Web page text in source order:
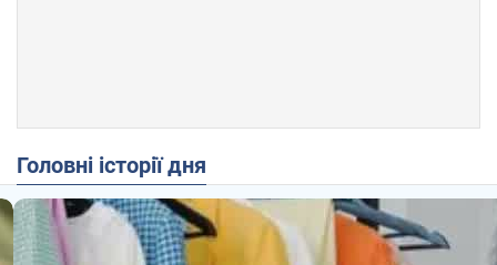
Головні історії дня